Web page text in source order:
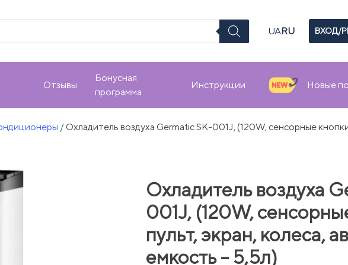
UARU ВХОД/
Отзывы
Бонусная
программа
Инструкции Новые
/ Охладитель воздуха Germatic SK-001J, (120W, сенсорные
Охладитель воздуха
001J, (120W,
пульт, экран, колеса,
емкость – 5,5л)